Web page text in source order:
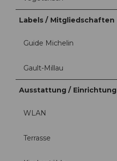
Labels / Mitgliedschaften
Guide Michelin
Gault-Millau
Ausstattung / Einrichtung
WLAN
Terrasse